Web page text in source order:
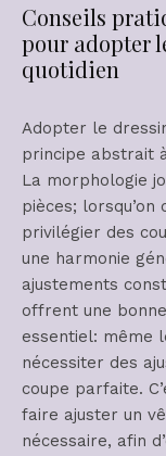
Conseils
pour adopter
quotidien
Adopter le
principe abstrait
La morphologie
pièces;
privilégier des
une harmonie
ajustements
offrent une
essentiel: même
nécessiter des
coupe parfaite.
faire ajuster un
nécessaire, afin